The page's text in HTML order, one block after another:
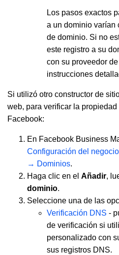
Los pasos exactos
a un dominio varían
de dominio. Si no
este registro a su
con su proveedor
instrucciones
Si utilizó otro constructor de
web, para verificar la
Facebook:
En Facebook Business
Configuración del
→ Dominios.
Haga clic en el Añadir,
dominio.
Seleccione una de las
Verificación DNS -
de verificación si
personalizado con
sus registros DNS.